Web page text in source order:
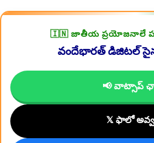
🇮🇳 జాతీయ ప్రయోజనాలే
వందేభారత్ డిజిటల్
📢 వాట్సాప్
𝕏 ఫాలో